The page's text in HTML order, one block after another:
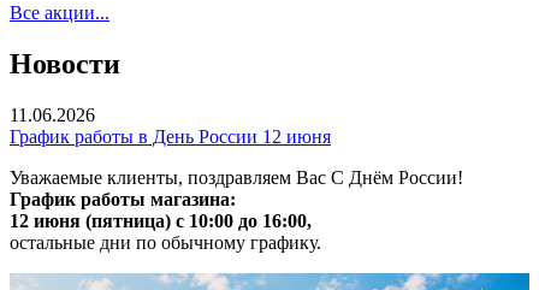
Все акции...
Новости
11.06.2026
График работы в День России 12 июня
Уважаемые клиенты, поздравляем Вас С Днём России!
График работы магазина:
12 июня (пятница) с 10:00 до 16:00,
остальные дни по обычному графику.